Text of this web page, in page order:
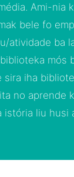
Ami-nia
bele fo
atividade ba
mós
sira iha
no aprende
istória liu husi